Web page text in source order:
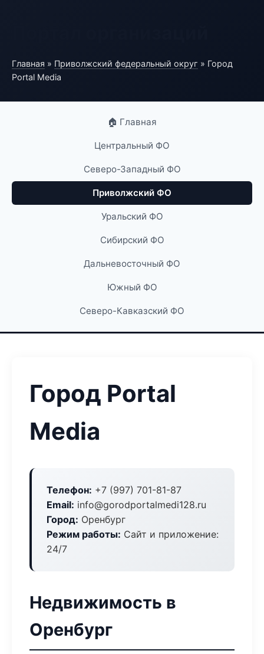
Главная » Приволжский федеральный округ » Город
Portal Media
🏠 Главная
Центральный ФО
Северо-Западный ФО
Приволжский ФО
Уральский ФО
Сибирский ФО
Дальневосточный ФО
Южный ФО
Северо-Кавказский ФО
Город Portal
Media
Телефон: +7 (997) 701-81-87
Email: info@gorodportalmedi128.ru
Город: Оренбург
Режим работы: Сайт и приложение:
24/7
Недвижимость в
Оренбург